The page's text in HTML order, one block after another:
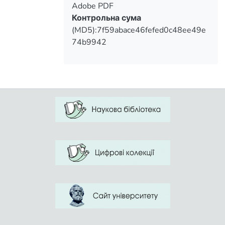
Standards for Foster Care (1999),
Children (Living Care) Act (2002). The
peculiarities of experience and basic
components of orphans and children
deprived of parental care in Great Britain
has 3 levels: national, regional and local,
interconnected. The place and role of
agencies in the social protection of
The largest of them are British
Association of Adoption and Fostering and
Adobe PDF
Контрольна сума
(MD5):7f59abace46fefed0c48ee49e
74b9942